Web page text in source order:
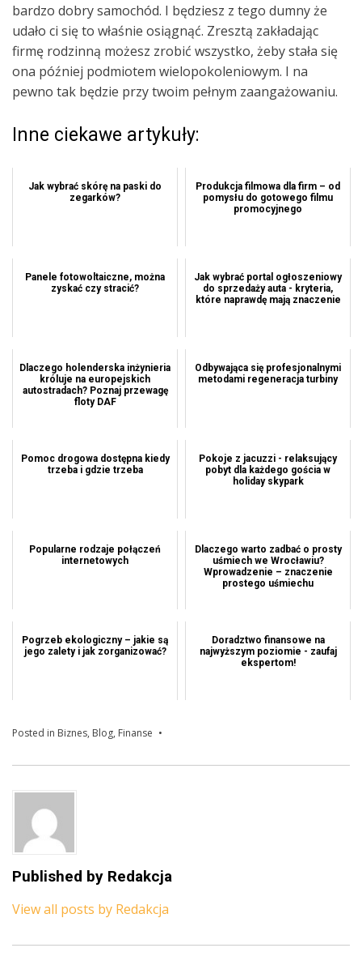
bardzo dobry samochód. I będziesz z tego dumny że
udało ci się to właśnie osiągnąć. Zresztą zakładając
firmę rodzinną możesz zrobić wszystko, żeby stała się
ona później podmiotem wielopokoleniowym. I na
pewno tak będzie przy twoim pełnym zaangażowaniu.
Inne ciekawe artykuły:
Jak wybrać skórę na paski do
zegarków?
Produkcja filmowa dla firm – od
pomysłu do gotowego filmu
promocyjnego
Panele fotowoltaiczne, można
zyskać czy stracić?
Jak wybrać portal ogłoszeniowy
do sprzedaży auta - kryteria,
które naprawdę mają znaczenie
Dlaczego holenderska inżynieria
króluje na europejskich
autostradach? Poznaj przewagę
floty DAF
Odbywająca się profesjonalnymi
metodami regeneracja turbiny
Pomoc drogowa dostępna kiedy
trzeba i gdzie trzeba
Pokoje z jacuzzi - relaksujący
pobyt dla każdego gościa w
holiday skypark
Popularne rodzaje połączeń
internetowych
Dlaczego warto zadbać o prosty
uśmiech we Wrocławiu?
Wprowadzenie – znaczenie
prostego uśmiechu
Pogrzeb ekologiczny – jakie są
jego zalety i jak zorganizować?
Doradztwo finansowe na
najwyższym poziomie - zaufaj
ekspertom!
Posted in Biznes, Blog, Finanse
Published by Redakcja
View all posts by Redakcja